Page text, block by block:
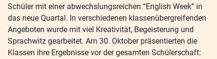
Schüler mit einer abwechslungsreichen “English Week” in
das neue Quartal. In verschiedenen klassenübergreifenden
Angeboten wurde mit viel Kreativität, Begeisterung und
Sprachwitz gearbeitet. Am 30. Oktober präsentierten die
Klassen ihre Ergebnisse vor der gesamten Schülerschaft: